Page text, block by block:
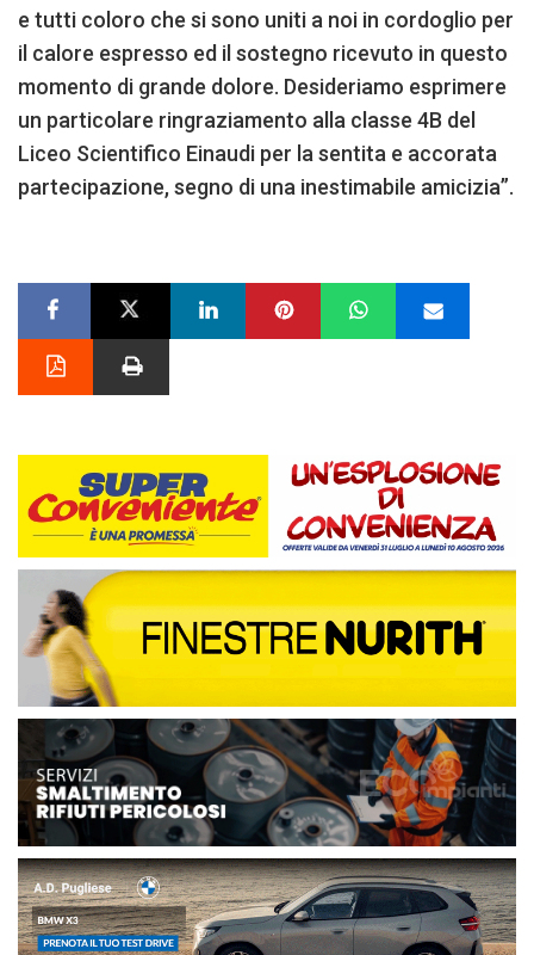
e tutti coloro che si sono uniti a noi in cordoglio per
il calore espresso ed il sostegno ricevuto in questo
momento di grande dolore. Desideriamo esprimere
un particolare ringraziamento alla classe 4B del
Liceo Scientifico Einaudi per la sentita e accorata
partecipazione, segno di una inestimabile amicizia”.